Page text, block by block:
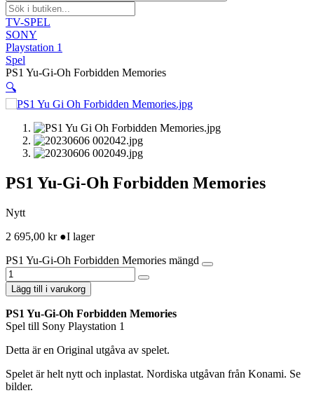
TV-SPEL
SONY
Playstation 1
Spel
PS1 Yu-Gi-Oh Forbidden Memories
🔍
PS1 Yu-Gi-Oh Forbidden Memories
Nytt
2 695,00 kr ●I lager
PS1 Yu-Gi-Oh Forbidden Memories mängd
Lägg till i varukorg
PS1 Yu-Gi-Oh Forbidden Memories
Spel till Sony Playstation 1
Detta är en Original utgåva av spelet.
Spelet är helt nytt och inplastat. Nordiska utgåvan från Konami. Se
bilder.